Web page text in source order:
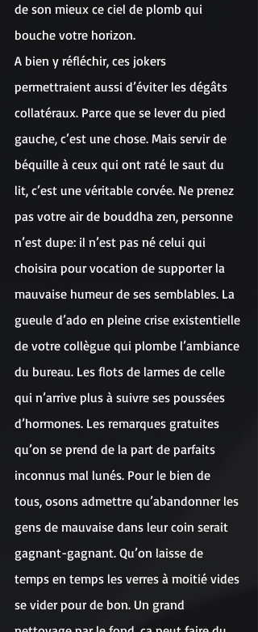
de son mieux ce ciel de plomb qui
bouche votre horizon.
A bien y réfléchir, ces jokers
permettraient aussi d’éviter les dégâts
collatéraux. Parce que se lever du pied
gauche, c’est une chose. Mais servir de
béquille à ceux qui ont raté le saut du
lit, c’est une véritable corvée. Ne prenez
pas votre air de bouddha zen, personne
n’est dupe: il n’est pas né celui qui
choisira pour vocation de supporter la
mauvaise humeur de ses semblables. La
gueule d’ado en pleine crise existentielle
de votre collègue qui plombe l’ambiance
du bureau. Les flots de larmes de celle
qui n’arrive plus à suivre ses poussées
d’hormones. Les remarques gratuites
qu’on se prend de la part de parfaits
inconnus mal lunés. Pour le bien de
tous, osons admettre qu’abandonner les
gens de mauvaise dans leur coin serait
gagnant-gagnant. Qu’on laisse de
temps en temps les verres à moitié vides
se vider pour de bon. Un grand